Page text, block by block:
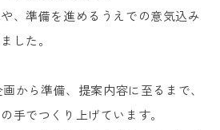
、準備を進めるうえでの意気込み
した。
から準備、提案内容に至るまで、
手でつくり上げています。